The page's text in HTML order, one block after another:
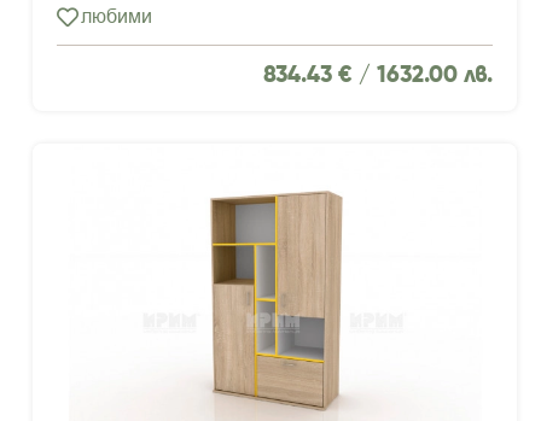
любими
834.43 € / 1632.00 лв.